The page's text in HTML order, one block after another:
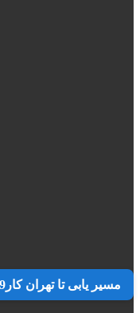
مسیر یابی تا تهران کار119